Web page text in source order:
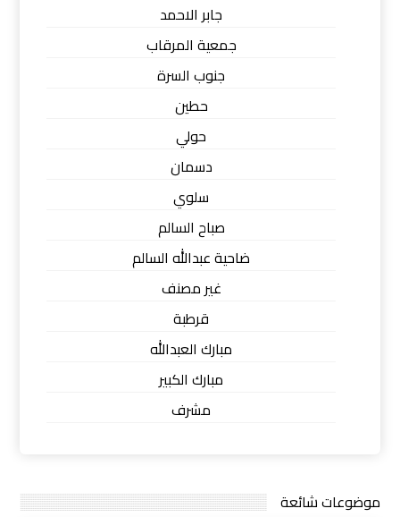
جابر الاحمد
جمعية المرقاب
جنوب السرة
حطين
حولي
دسمان
سلوي
صباح السالم
ضاحية عبدالله السالم
غير مصنف
قرطبة
مبارك العبدالله
مبارك الكبير
مشرف
موضوعات شائعة